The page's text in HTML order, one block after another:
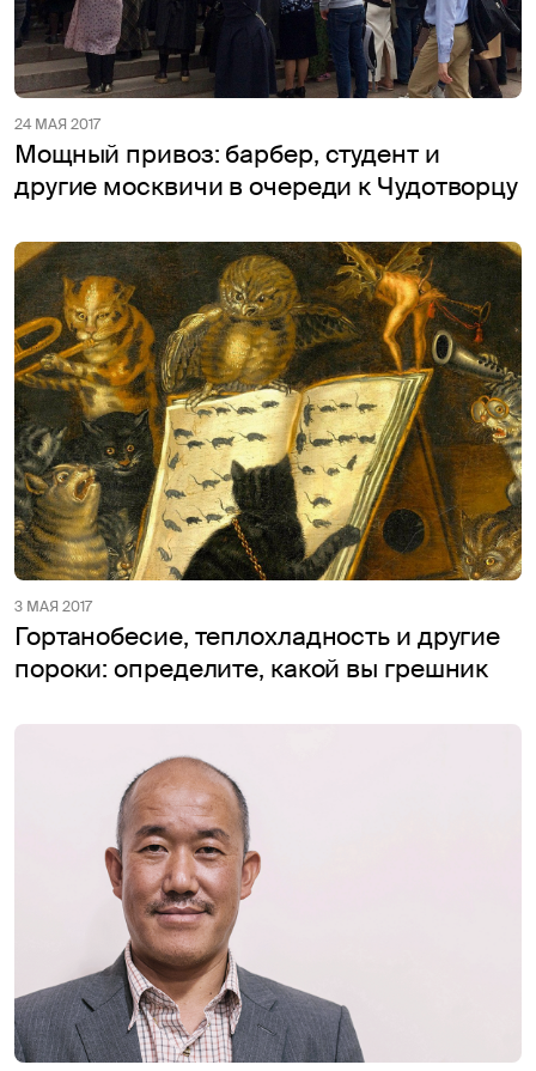
24 МАЯ 2017
Мощный привоз: барбер, студент и
другие москвичи в очереди к Чудотворцу
3 МАЯ 2017
Гортанобесие, теплохладность и другие
пороки: определите, какой вы грешник